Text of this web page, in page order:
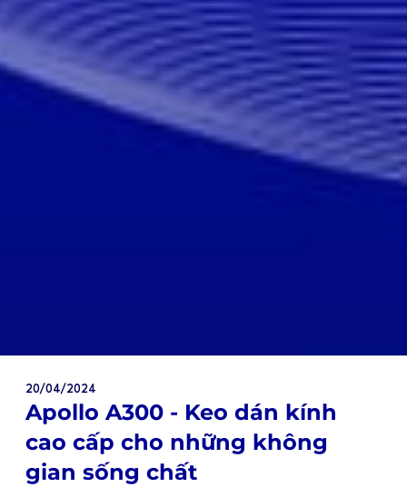
20/04/2024
Apollo A300 - Keo dán kính
cao cấp cho những không
gian sống chất